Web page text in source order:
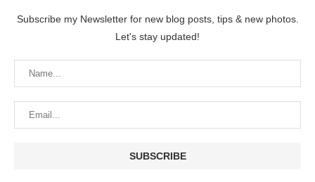
Subscribe my Newsletter for new blog posts, tips & new photos.
Let's stay updated!